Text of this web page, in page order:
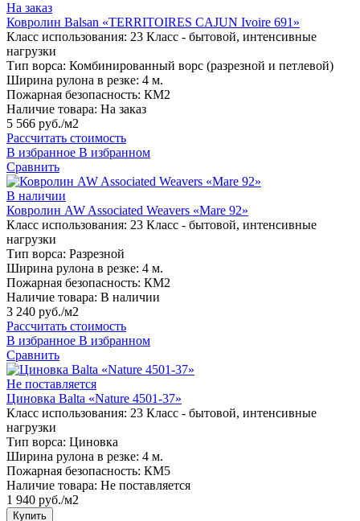
На заказ
Ковролин Balsan «TERRITOIRES CAJUN Ivoire 691»
Класс использования: 23 Класс - бытовой, интенсивные
нагрузки
Тип ворса: Комбинированный ворс (разрезной и петлевой)
Ширина рулона в резке: 4 м.
Пожарная безопасность: КМ2
Наличие товара: На заказ
5 566 руб./м2
Рассчитать стоимость
В избранное В избранном
Сравнить
В наличии
Ковролин AW Associated Weavers «Mare 92»
Класс использования: 23 Класс - бытовой, интенсивные
нагрузки
Тип ворса: Разрезной
Ширина рулона в резке: 4 м.
Пожарная безопасность: КМ2
Наличие товара: В наличии
3 240 руб./м2
Рассчитать стоимость
В избранное В избранном
Сравнить
Не поставляется
Циновка Balta «Nature 4501-37»
Класс использования: 23 Класс - бытовой, интенсивные
нагрузки
Тип ворса: Циновка
Ширина рулона в резке: 4 м.
Пожарная безопасность: КМ5
Наличие товара: Не поставляется
1 940 руб./м2
Купить